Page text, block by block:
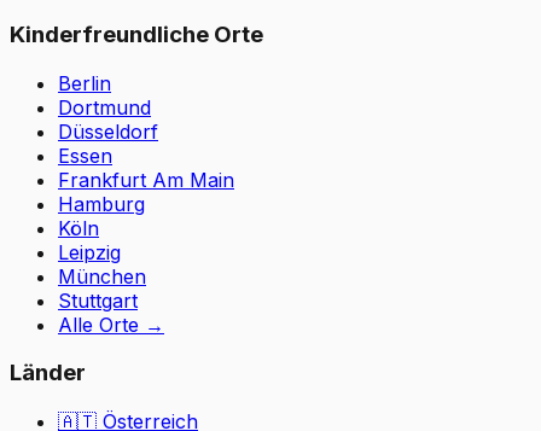
Kinderfreundliche Orte
Berlin
Dortmund
Düsseldorf
Essen
Frankfurt Am Main
Hamburg
Köln
Leipzig
München
Stuttgart
Alle Orte →
Länder
🇦🇹 Österreich